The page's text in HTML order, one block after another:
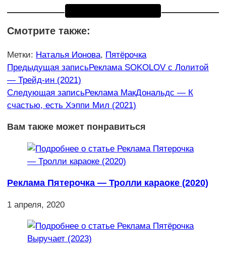
Смотрите также:
Метки: Наталья Ионова, Пятёрочка
Еще
статьи
Предыдущая записьРеклама SOKOLOV с Лолитой
— Трейд-ин (2021)
Следующая записьРеклама МакДональдс — К
счастью, есть Хэппи Мил (2021)
Вам также может понравиться
Реклама Пятерочка — Тролли караоке (2020)
1 апреля, 2020